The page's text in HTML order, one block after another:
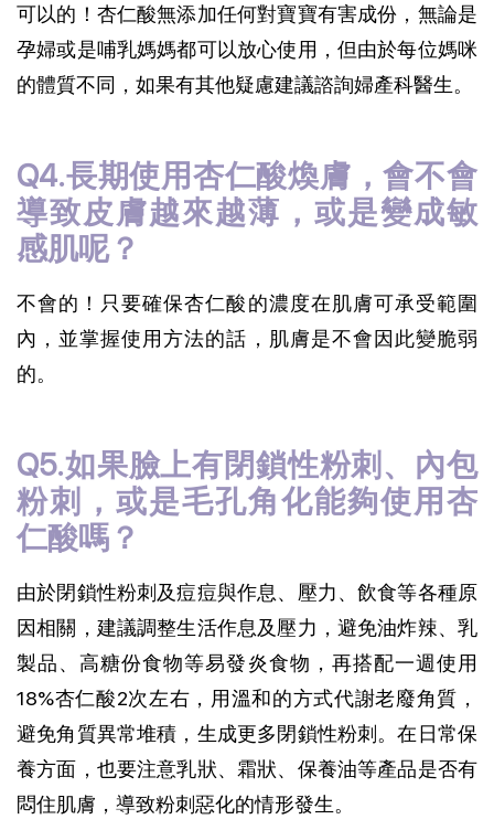
可以的！杏仁酸無添加任何對寶寶有害成份，無論是
孕婦或是哺乳媽媽都可以放心使用，但由於每位媽咪
的體質不同，如果有其他疑慮建議諮詢婦產科醫生。
Q4.長期使用杏仁酸煥膚，會不會
導致皮膚越來越薄，或是變成敏
感肌呢？
不會的！只要確保杏仁酸的濃度在肌膚可承受範圍
內，並掌握使用方法的話，肌膚是不會因此變脆弱
的。
Q5.如果臉上有閉鎖性粉刺、內包
粉刺，或是毛孔角化能夠使用杏
仁酸嗎？
由於閉鎖性粉刺及痘痘與作息、壓力、飲食等各種原
因相關，建議調整生活作息及壓力，避免油炸辣、乳
製品、高糖份食物等易發炎食物，再搭配一週使用
18%杏仁酸2次左右，用溫和的方式代謝老廢角質，
避免角質異常堆積，生成更多閉鎖性粉刺。在日常保
養方面，也要注意乳狀、霜狀、保養油等產品是否有
悶住肌膚，導致粉刺惡化的情形發生。